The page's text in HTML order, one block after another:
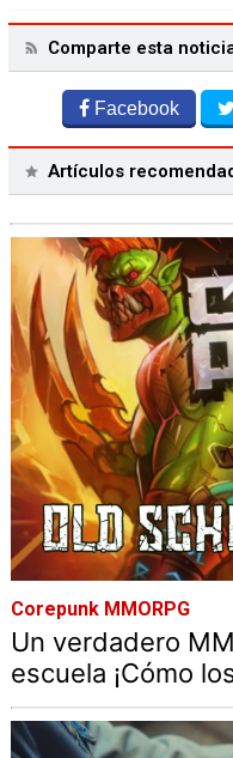
Comparte esta
Facebook
Artículos
Corepunk MMORPG
Un verdadero
escuela ¡Cómo